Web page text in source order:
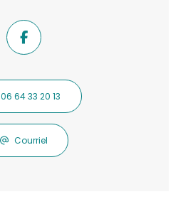
06 64 33 20 13
Courriel